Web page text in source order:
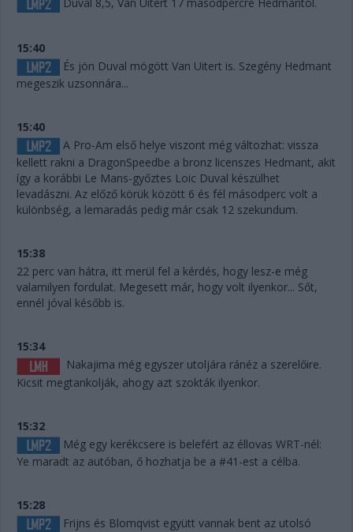
15:40
És jön Duval mögött Van Uitert is. Szegény Hedmant
megeszik uzsonnára...
15:40
A Pro-Am első helye viszont még változhat: vissza
kellett rakni a DragonSpeedbe a bronz licenszes Hedmant, akit
így a korábbi Le Mans-győztes Loic Duval készülhet
levadászni. Az előző körük között 6 és fél másodperc volt a
különbség, a lemaradás pedig már csak 12 szekundum.
15:38
22 perc van hátra, itt merül fel a kérdés, hogy lesz-e még
valamilyen fordulat. Megesett már, hogy volt ilyenkor... Sőt,
ennél jóval később is.
15:34
Nakajima még egyszer utoljára ránéz a szerelőire.
Kicsit megtankolják, ahogy azt szokták ilyenkor.
15:32
Még egy kerékcsere is belefért az éllovas WRT-nél:
Ye maradt az autóban, ő hozhatja be a #41-est a célba.
15:28
Frijns és Blomqvist együtt vannak bent az utolsó